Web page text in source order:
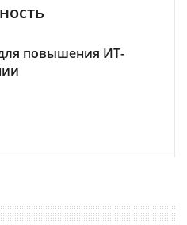
повышения ИТ-